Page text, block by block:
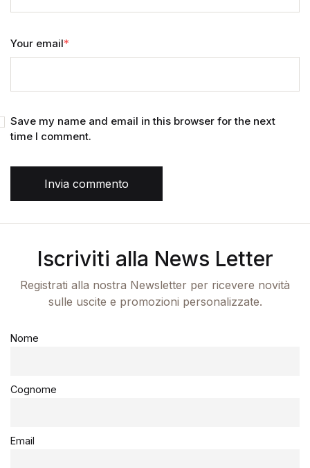
Your email*
Save my name and email in this browser for the next
time I comment.
Invia commento
Iscriviti alla News Letter
Registrati alla nostra Newsletter per ricevere novità
sulle uscite e promozioni personalizzate.
Nome
Cognome
Email